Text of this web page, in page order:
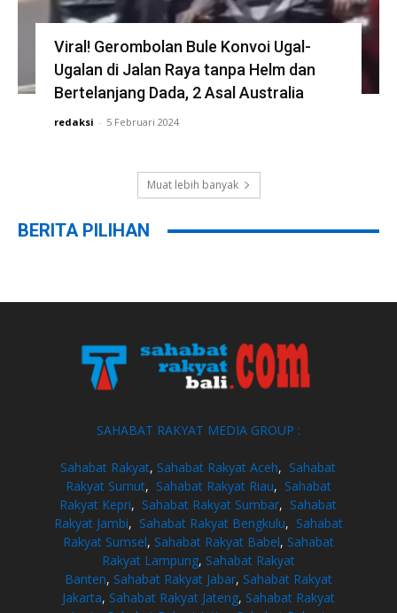
Viral! Gerombolan Bule Konvoi Ugal-
Ugalan di Jalan Raya tanpa Helm dan
Bertelanjang Dada, 2 Asal Australia
redaksi - 5 Februari 2024
Muat lebih banyak
BERITA PILIHAN
SAHABAT RAKYAT MEDIA GROUP :
Sahabat Rakyat, Sahabat Rakyat Aceh, Sahabat
Rakyat Sumut, Sahabat Rakyat Riau, Sahabat
Rakyat Kepri, Sahabat Rakyat Sumbar, Sahabat
Rakyat Jambi, Sahabat Rakyat Bengkulu, Sahabat
Rakyat Sumsel, Sahabat Rakyat Babel, Sahabat
Rakyat Lampung, Sahabat Rakyat
Banten, Sahabat Rakyat Jabar, Sahabat Rakyat
Jakarta, Sahabat Rakyat Jateng, Sahabat Rakyat